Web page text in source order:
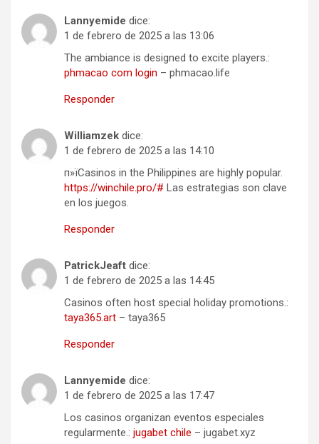
Lannyemide dice:
1 de febrero de 2025 a las 13:06
The ambiance is designed to excite players.:
phmacao com login – phmacao.life
Responder
Williamzek dice:
1 de febrero de 2025 a las 14:10
п»їCasinos in the Philippines are highly popular.
https://winchile.pro/# Las estrategias son clave
en los juegos.
Responder
PatrickJeaft dice:
1 de febrero de 2025 a las 14:45
Casinos often host special holiday promotions.:
taya365.art – taya365
Responder
Lannyemide dice:
1 de febrero de 2025 a las 17:47
Los casinos organizan eventos especiales
regularmente.: jugabet chile – jugabet.xyz